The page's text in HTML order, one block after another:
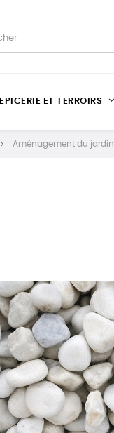
EPICERIE ET TERROIRS
Aménagement du jardin